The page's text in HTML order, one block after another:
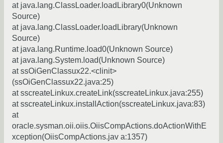
at java.lang.ClassLoader.loadLibrary0(Unknown
Source)
at java.lang.ClassLoader.loadLibrary(Unknown
Source)
at java.lang.Runtime.load0(Unknown Source)
at java.lang.System.load(Unknown Source)
at ssOiGenClassux22.<clinit>
(ssOiGenClassux22.java:25)
at sscreateLinkux.createLink(sscreateLinkux.java:255)
at sscreateLinkux.installAction(sscreateLinkux.java:83)
at
oracle.sysman.oii.oiis.OiisCompActions.doActionWithE
xception(OiisCompActions.jav a:1357)